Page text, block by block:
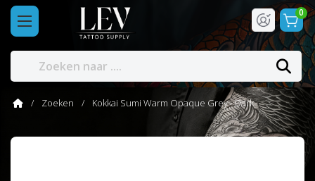
0
Zoeken Kokkai Sumi Warm Opaque Grey - Dark